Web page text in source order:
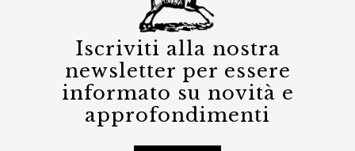
Iscriviti alla nostra
newsletter per essere
informato su novità e
approfondimenti